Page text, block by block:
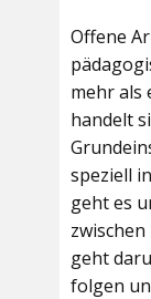
Offene
mehr als
handelt
speziell
geht es
zwischen
geht
folgen